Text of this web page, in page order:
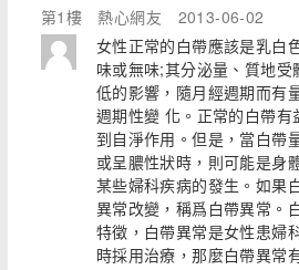
第1樓 熱心網友
2013-06-02
女性正常的白帶應該是乳白
味或無味;其分泌量、質地
低的影響，隨月經週期而有
週期性變 化。正常的白帶
到自淨作用。但是，當白帶
或呈膿性狀時，則可能是身
某些婦科疾病的發生。如果
異常改變，稱爲白帶異常。
特徵，白帶異常是女性患婦
時採用治療，那麼白帶異常